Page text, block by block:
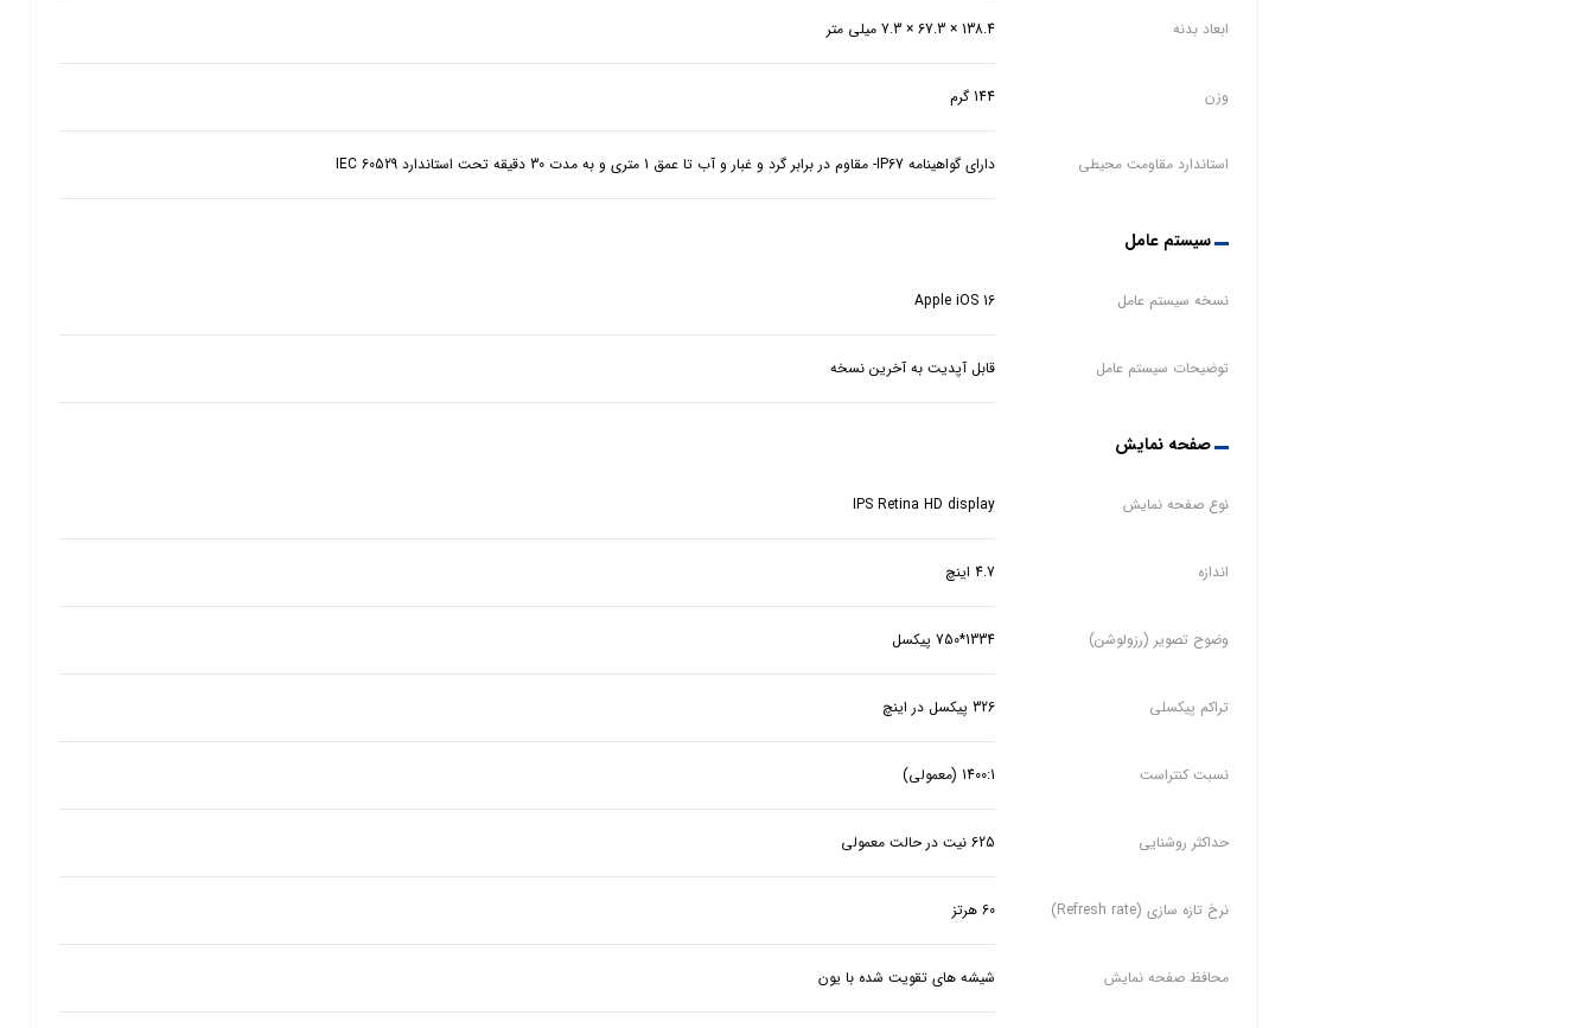
ابعاد بدنه 138.4 × 67.3 × 7.3 میلی متر
وزن 144 گرم
استاندارد مقاومت محیطی دارای گواهینامه IP67- مقاوم در برابر گرد و غبار و آب تا عمق 1 متری و به مدت 30 دقیقه تحت استاندارد IEC 60529
سیستم عامل
نسخه سیستم عامل Apple iOS 16
توضیحات سیستم عامل قابل آپدیت به آخرین نسخه
صفحه نمایش
نوع صفحه نمایش IPS Retina HD display
اندازه 4.7 اینچ
وضوح تصویر (رزولوشن) 1334*750 پیکسل
تراکم پیکسلی 326 پیکسل در اینچ
نسبت کنتراست 1400:1 (معمولی)
حداکثر روشنایی 625 نیت در حالت معمولی
نرخ تازه سازی (Refresh rate) 60 هرتز
محافظ صفحه نمایش شیشه های تقویت شده با یون